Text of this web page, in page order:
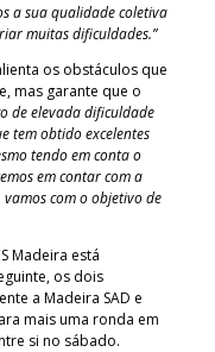
a sua qualidade coletiva
muitas dificuldades.”
os obstáculos que
mas garante que o
de elevada dificuldade
tem obtido excelentes
tendo em conta o
em contar com a
com o objetivo de
Madeira está
os dois
a Madeira SAD e
mais uma ronda em
si no sábado.